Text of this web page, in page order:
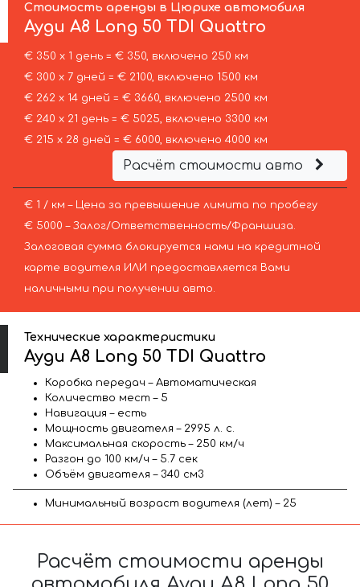
Стоимость аренды в Цюрихе автомобиля
Ауди A8 Long 50 TDI Quattro
€ 350 х 1 день = € 350, включено 250 км
€ 300 х 7 дней = € 2100, включено 1500 км
€ 262 х 14 дней = € 3660, включено 2500 км
€ 240 х 21 день = € 5025, включено 3300 км
€ 215 х 28 дней = € 6000, включено 4000 км
Расчёт стоимости авто
€ 1 / км – Цена за превышение лимита по пробегу
€ 5000 – Залог/Ответственность/Франшиза.
Залоговая сумма блокируется нами на кредитной
карте водителя ИЛИ предоставляется Вами
наличными при получении авто.
Технические характеристики
Ауди A8 Long 50 TDI Quattro
Коробка передач – Автоматическая
Количество мест – 5
Навигация – есть
Мощность двигателя – 2995 л. с.
Максимальная скорость – 250 км/ч
Разгон до 100 км/ч – 5.7 сек
Объём двигателя – 340 см3
Минимальный возраст водителя (лет) – 25
Расчёт стоимости аренды